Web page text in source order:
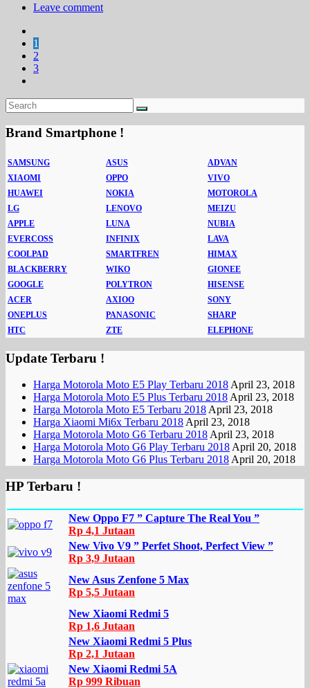
Leave comment
1
2
3
Brand Smartphone !
SAMSUNG ASUS
ADVAN
XIAOMI
OPPO
VIVO
HUAWEI
NOKIA
MOTOROLA
LG
LENOVO
MEIZU
APPLE
LUNA
NUBIA
EVERCOSS
INFINIX
LAVA
COOLPAD
SMARTFREN
HIMAX
BLACKBERRY
WIKO
GIONEE
GOOGLE
POLYTRON
HISENSE
ACER
AXIOO
SONY
ONEPLUS
PANASONIC
SHARP
HTC
ZTE ELEPHONE
Update Terbaru !
Harga Motorola Moto E5 Play Terbaru 2018April 23, 2018
Harga Motorola Moto E5 Plus Terbaru 2018April 23, 2018
Harga Motorola Moto E5 Terbaru 2018April 23, 2018
Harga Xiaomi Mi6x Terbaru 2018April 23, 2018
Harga Motorola Moto G6 Terbaru 2018April 23, 2018
Harga Motorola Moto G6 Play Terbaru 2018April 20, 2018
Harga Motorola Moto G6 Plus Terbaru 2018April 20, 2018
HP Terbaru !
New Oppo F7 ” Capture The Real You ”
Rp 4,1 Jutaan
New Vivo V9 ” Perfet Shoot, Perfect View ”
Rp 3,9 Jutaan
New Asus Zenfone 5 Max
Rp 5,5 Jutaan
New Xiaomi Redmi 5
Rp 1,6 Jutaan
New Xiaomi Redmi 5 Plus
Rp 2,1 Jutaan
New Xiaomi Redmi 5A
Rp 999 Ribuan